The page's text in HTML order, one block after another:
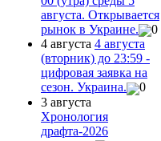
августа. Открывается
рынок в Украине.
0
4 августа 4 августа
(вторник) до 23:59 -
цифровая заявка на
сезон. Украина.
0
3 августа
Хронология
драфта-2026